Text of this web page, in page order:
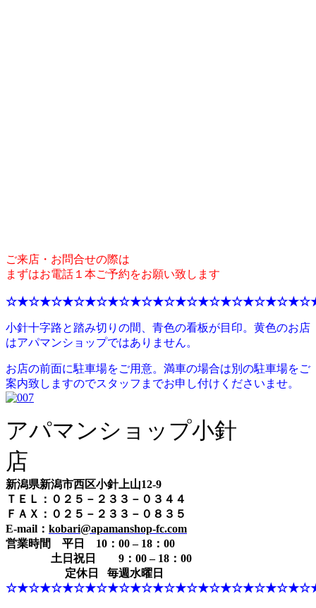
ご来店・お問合せの際は
まずはお電話１本ご予約をお願い致します
小針十字路と踏み切りの間、青色の看板が目印。黄色のお店
はアパマンショップではありません。
お店の前面に駐車場をご用意。満車の場合は別の駐車場をご
案内致しますのでスタッフまでお申し付けくださいませ。
アパマンショップ小針
店
新潟県新潟市西区小針上山12-9
ＴＥＬ：０２５－２３３－０３４４
ＦＡＸ：０２５－２３３－０８３５
E-mail： kobari@apamanshop-fc.com
営業時間 平日 10：00 – 18：00
土日祝日 9：00 – 18：00
定休日 毎週水曜日